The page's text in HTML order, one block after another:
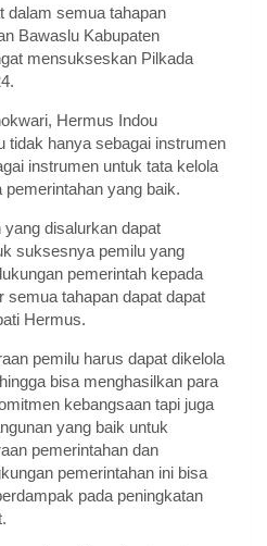
dalam semua tahapan
Bawaslu Kabupaten
mensukseskan Pilkada
Hermus Indou
tidak hanya sebagai instrumen
instrumen untuk tata kelola
pemerintahan yang baik.
yang disalurkan dapat
suksesnya pemilu yang
pemerintah kepada
semua tahapan dapat dapat
Hermus.
pemilu harus dapat dikelola
bisa menghasilkan para
kebangsaan tapi juga
yang baik untuk
pemerintahan dan
pemerintahan ini bisa
pada peningkatan